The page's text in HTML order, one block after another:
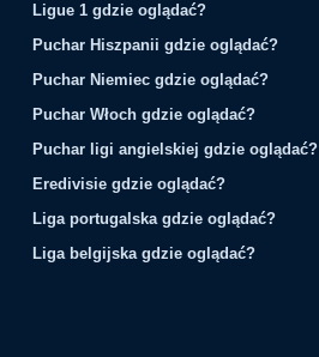
Ligue 1 gdzie oglądać?
Puchar Hiszpanii gdzie oglądać?
Puchar Niemiec gdzie oglądać?
Puchar Włoch gdzie oglądać?
Puchar ligi angielskiej gdzie oglądać?
Eredivisie gdzie oglądać?
Liga portugalska gdzie oglądać?
Liga belgijska gdzie oglądać?